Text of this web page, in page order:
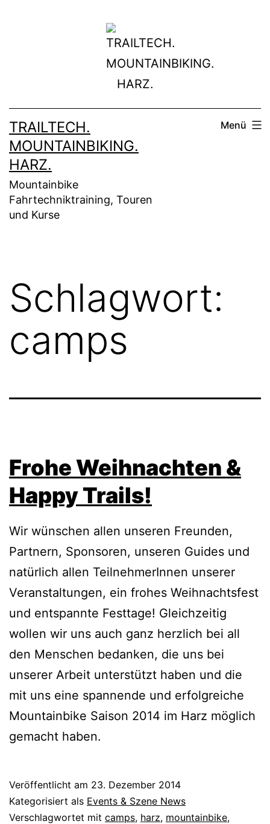
TRAILTECH.
MOUNTAINBIKING.
HARZ.
Mountainbike
Fahrtechniktraining, Touren
und Kurse
Menü
Schlagwort:
camps
Frohe Weihnachten &
Happy Trails!
Wir wünschen allen unseren Freunden,
Partnern, Sponsoren, unseren Guides und
natürlich allen TeilnehmerInnen unserer
Veranstaltungen, ein frohes Weihnachtsfest
und entspannte Festtage! Gleichzeitig
wollen wir uns auch ganz herzlich bei all
den Menschen bedanken, die uns bei
unserer Arbeit unterstützt haben und die
mit uns eine spannende und erfolgreiche
Mountainbike Saison 2014 im Harz möglich
gemacht haben.
Veröffentlicht am 23. Dezember 2014
Kategorisiert als Events & Szene News
Verschlagwortet mit camps, harz, mountainbike,